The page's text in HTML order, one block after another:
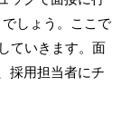
しょう。ここで
ていきます。面
採用担当者にチ